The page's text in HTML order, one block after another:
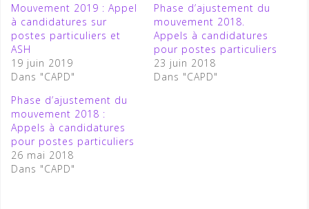
Mouvement 2019 : Appel
à candidatures sur
postes particuliers et
ASH
19 juin 2019
Dans "CAPD"
Phase d’ajustement du
mouvement 2018.
Appels à candidatures
pour postes particuliers
23 juin 2018
Dans "CAPD"
Phase d’ajustement du
mouvement 2018 :
Appels à candidatures
pour postes particuliers
26 mai 2018
Dans "CAPD"